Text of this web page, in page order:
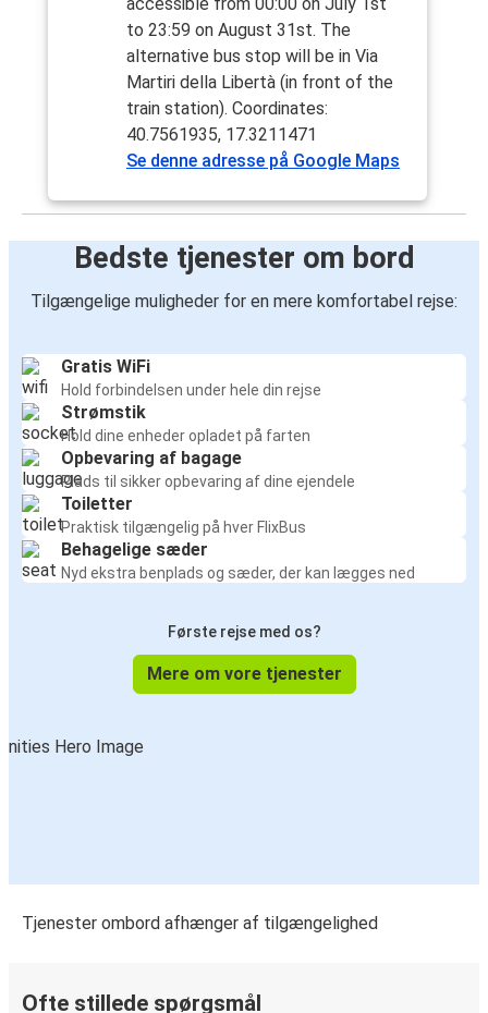
to 23:59 on August 31st. The
alternative bus stop will be in Via
Martiri della Libertà (in front of the
train station). Coordinates:
40.7561935, 17.3211471
Se denne adresse på Google Maps
Bedste tjenester om bord
Tilgængelige muligheder for en mere komfortabel rejse:
Gratis WiFi
Hold forbindelsen under hele din rejse
Strømstik
Hold dine enheder opladet på farten
Opbevaring af bagage
Plads til sikker opbevaring af dine ejendele
Toiletter
Praktisk tilgængelig på hver FlixBus
Behagelige sæder
Nyd ekstra benplads og sæder, der kan lægges ned
Første rejse med os?
Mere om vore tjenester
Tjenester ombord afhænger af tilgængelighed
Ofte stillede spørgsmål